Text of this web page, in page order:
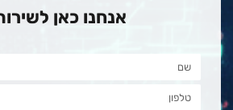
אנחנו כאן